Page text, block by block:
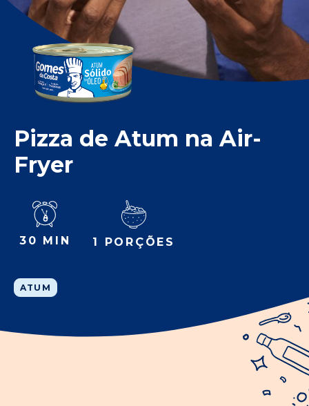
Pizza de Atum na Air-
Fryer
30 MIN 1 PORÇÕES
ATUM